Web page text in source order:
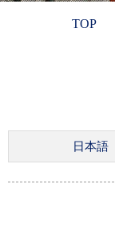
TOP